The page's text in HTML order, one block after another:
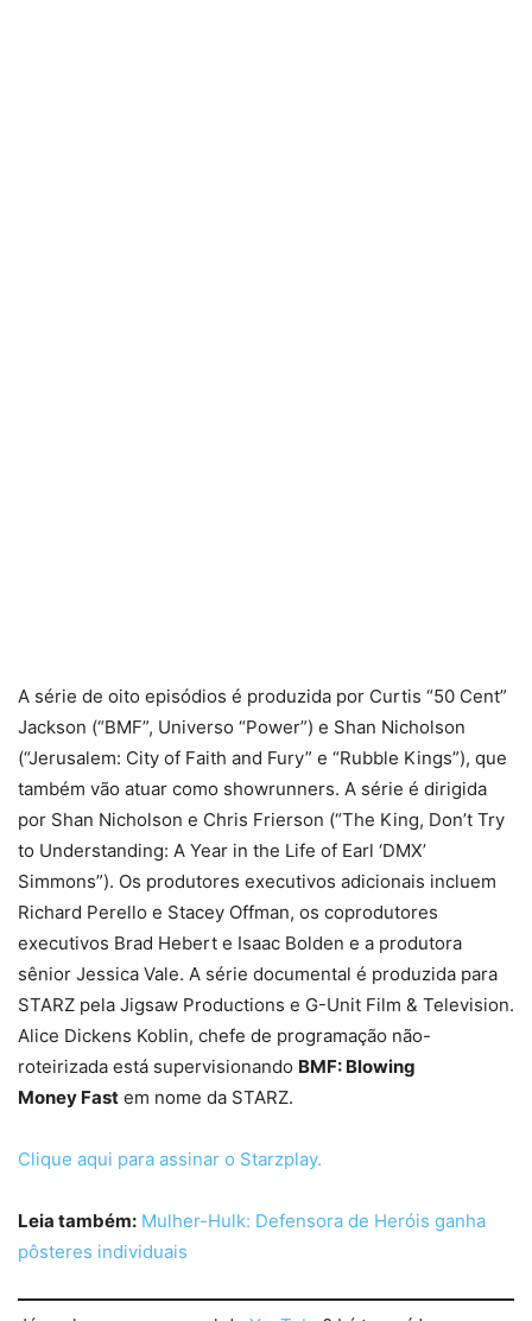
A série de oito episódios é produzida por Curtis “50 Cent”
Jackson (“BMF”, Universo “Power”) e Shan Nicholson
(“Jerusalem: City of Faith and Fury” e “Rubble Kings”), que
também vão atuar como showrunners. A série é dirigida
por Shan Nicholson e Chris Frierson (“The King, Don’t Try
to Understanding: A Year in the Life of Earl ‘DMX’
Simmons”). Os produtores executivos adicionais incluem
Richard Perello e Stacey Offman, os coprodutores
executivos Brad Hebert e Isaac Bolden e a produtora
sênior Jessica Vale. A série documental é produzida para
STARZ pela Jigsaw Productions e G-Unit Film & Television.
Alice Dickens Koblin, chefe de programação não-
roteirizada está supervisionando BMF: Blowing
Money Fast em nome da STARZ.
Clique aqui para assinar o Starzplay.
Leia também: Mulher-Hulk: Defensora de Heróis ganha
pôsteres individuais